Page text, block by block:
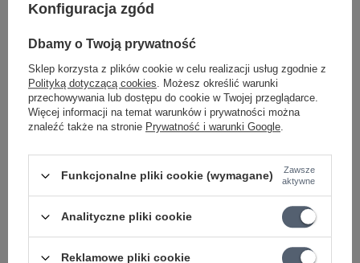
gitarowy Marshall
220,00 zł
+ Dodaj do porównania
gitarowy Marshall
143,17 zł
+ Dodaj do porównania
Konfiguracja zgód
Dbamy o Twoją prywatność
Sklep korzysta z plików cookie w celu realizacji usług zgodnie z
Polityką dotyczącą cookies. Możesz określić warunki
przechowywania lub dostępu do cookie w Twojej przeglądarce.
Więcej informacji na temat warunków i prywatności można
znaleźć także na stronie Prywatność i warunki Google.
Funkcjonalne pliki cookie (wymagane)
Zawsze
aktywne
Analityczne pliki cookie
Reklamowe pliki cookie